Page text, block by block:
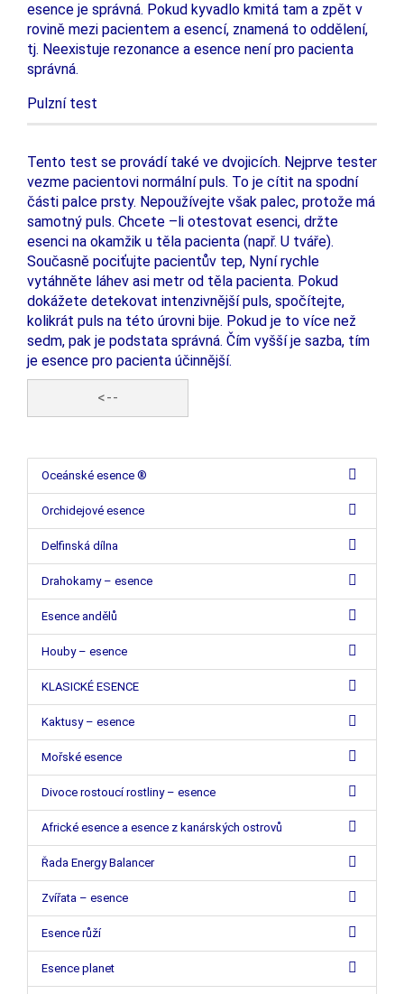
esence je správná. Pokud kyvadlo kmitá tam a zpět v
rovině mezi pacientem a esencí, znamená to oddělení,
tj. Neexistuje rezonance a esence není pro pacienta
správná.
Pulzní test
Tento test se provádí také ve dvojicích. Nejprve tester
vezme pacientovi normální puls. To je cítit na spodní
části palce prsty. Nepoužívejte však palec, protože má
samotný puls. Chcete –li otestovat esenci, držte
esenci na okamžik u těla pacienta (např. U tváře).
Současně pociťujte pacientův tep, Nyní rychle
vytáhněte láhev asi metr od těla pacienta. Pokud
dokážete detekovat intenzivnější puls, spočítejte,
kolikrát puls na této úrovni bije. Pokud je to více než
sedm, pak je podstata správná. Čím vyšší je sazba, tím
je esence pro pacienta účinnější.
<--
Oceánské esence ®
Orchidejové esence
Delfinská dílna
Drahokamy – esence
Esence andělů
Houby – esence
KLASICKÉ ESENCE
Kaktusy – esence
Mořské esence
Divoce rostoucí rostliny – esence
Africké esence a esence z kanárských ostrovů
Řada Energy Balancer
Zvířata – esence
Esence růží
Esence planet